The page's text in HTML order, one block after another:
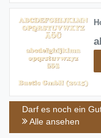
Darf es noch ein
Alle ansehen